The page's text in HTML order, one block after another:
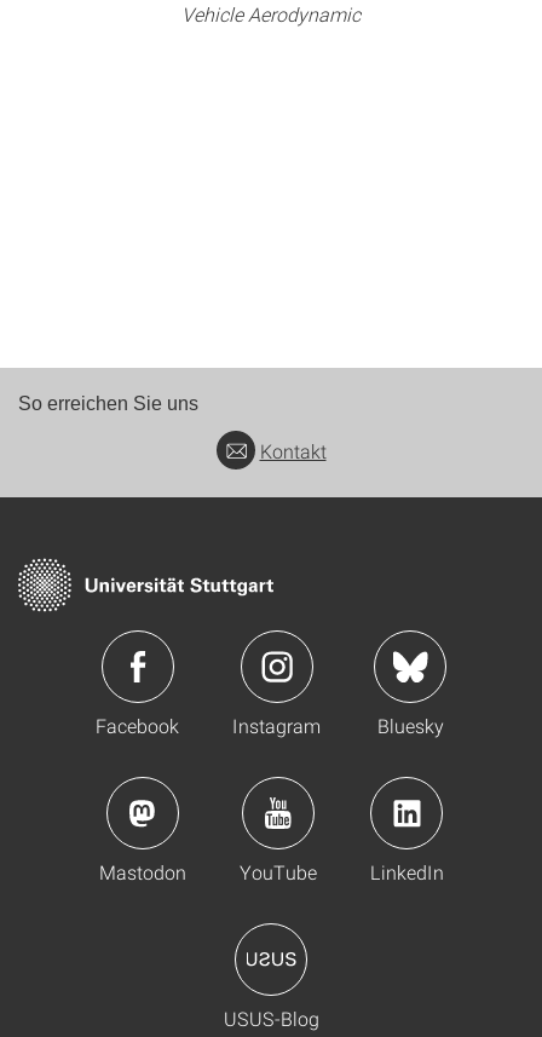
Vehicle Aerodynamic
So erreichen Sie uns
Kontakt
Facebook Instagram Bluesky
Mastodon YouTube LinkedIn
USUS-Blog